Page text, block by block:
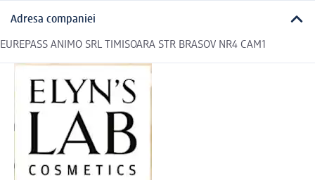
Adresa companiei
EUREPASS ANIMO SRL TIMISOARA STR BRASOV NR4 CAM1